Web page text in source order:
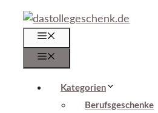
Zum
Inhalt
springen
Kategorien
Berufsgeschenke